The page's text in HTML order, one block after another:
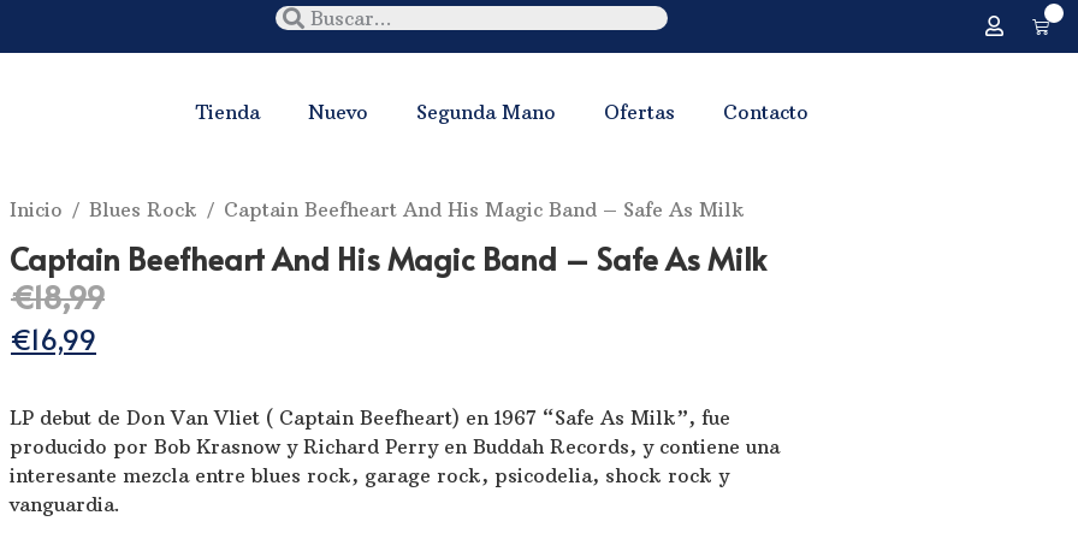
Tienda Nuevo Segunda Mano Ofertas Contacto
Inicio / Blues Rock / Captain Beefheart And His Magic Band ‎– Safe As Milk
Captain Beefheart And His Magic Band ‎– Safe As Milk
€18,99
€16,99
LP debut de Don Van Vliet ( Captain Beefheart) en 1967 “Safe As Milk”, fue
producido por Bob Krasnow y Richard Perry en Buddah Records, y contiene una
interesante mezcla entre blues rock, garage rock, psicodelia, shock rock y
vanguardia.